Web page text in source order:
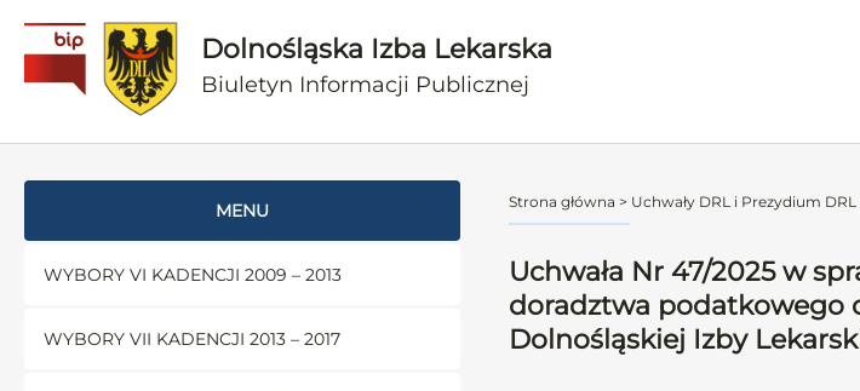
Dolnośląska Izba Lekarska
Biuletyn Informacji Publicznej
MENU
WYBORY VI KADENCJI 2009 – 2013
WYBORY VII KADENCJI 2013 – 2017
Strona główna > Uchwały DRL i Prezydium DRL
Uchwała Nr 47/2025 w
doradztwa podatkowego
Dolnośląskiej Izby